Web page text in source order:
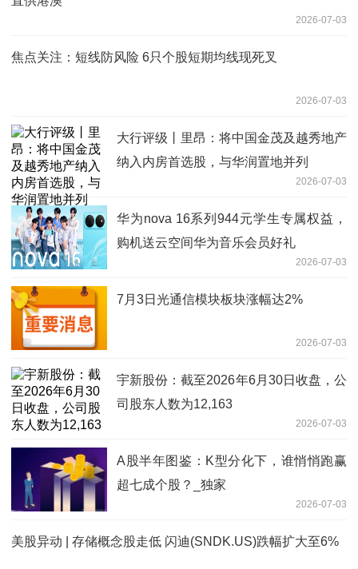
2026-07-03
焦点关注：短线防风险 6只个股短期均线现死叉
2026-07-03
大行评级丨里昂：将中国金茂及越秀地产
纳入内房首选股，与华润置地并列
2026-07-03
华为nova 16系列944元学生专属权益，
购机送云空间华为音乐会员好礼
2026-07-03
7月3日光通信模块板块涨幅达2%
2026-07-03
宇新股份：截至2026年6月30日收盘，公
司股东人数为12,163
2026-07-03
A股半年图鉴：K型分化下，谁悄悄跑赢
超七成个股？_独家
2026-07-03
美股异动 | 存储概念股走低 闪迪(SNDK.US)跌幅扩大至6%